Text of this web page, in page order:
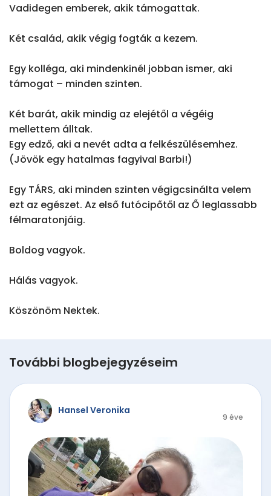
Vadidegen emberek, akik támogattak.
Két család, akik végig fogták a kezem.
Egy kolléga, aki mindenkinél jobban ismer, aki
támogat – minden szinten.
Két barát, akik mindig az elejétől a végéig
mellettem álltak.
Egy edző, aki a nevét adta a felkészülésemhez.
(Jövök egy hatalmas fagyival Barbi!)
Egy TÁRS, aki minden szinten végigcsinálta velem
ezt az egészet. Az első futócipőtől az Ő leglassabb
félmaratonjáig.
Boldog vagyok.
Hálás vagyok.
Köszönöm Nektek.
További blogbejegyzéseim
Hansel Veronika
9 éve